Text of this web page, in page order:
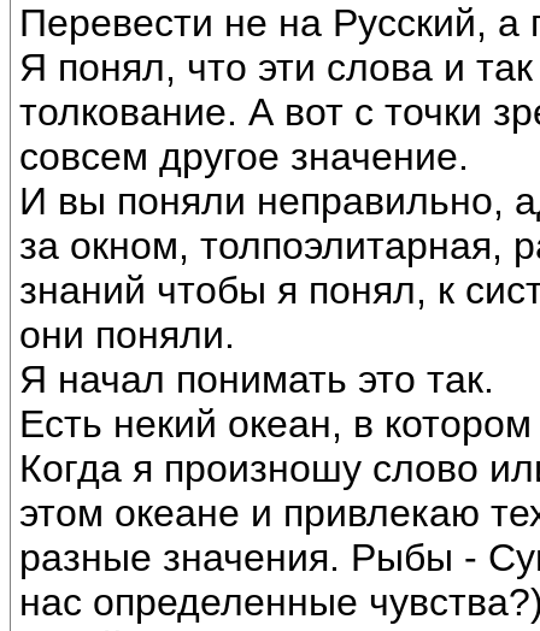
Перевести не на Русский,
Я понял, что эти слова и
толкование. А вот с точки
совсем другое значение.
И вы поняли неправильно,
за окном, толпоэлитарная,
знаний чтобы я понял, к
они поняли.
Я начал понимать это так.
Есть некий океан, в
Когда я произношу слово
этом океане и привлекаю
разные значения. Рыбы -
нас определенные